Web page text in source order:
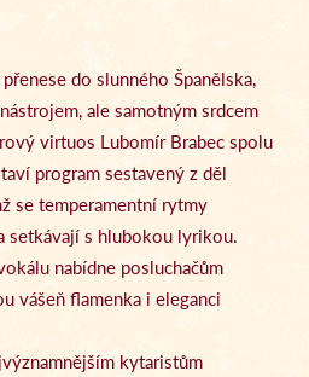
do slunného Španělska,
ale samotným srdcem
virtuos Lubomír Brabec spolu
program sestavený z děl
se temperamentní rytmy
setkávají s hlubokou lyrikou.
nabídne posluchačům
vášeň flamenka i eleganci
kytaristům